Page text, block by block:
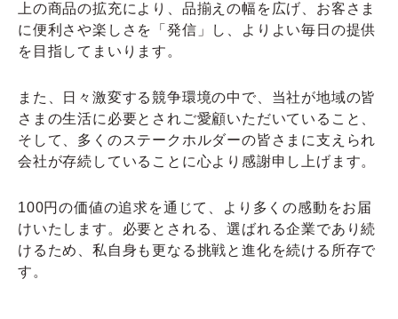
上の商品の拡充により、品揃えの幅を広げ、お客さま
に便利さや楽しさを「発信」し、よりよい毎日の提供
を目指してまいります。
また、日々激変する競争環境の中で、当社が地域の皆
さまの生活に必要とされご愛顧いただいていること、
そして、多くのステークホルダーの皆さまに支えられ
会社が存続していることに心より感謝申し上げます。
100円の価値の追求を通じて、より多くの感動をお届
けいたします。必要とされる、選ばれる企業であり続
けるため、私自身も更なる挑戦と進化を続ける所存で
す。